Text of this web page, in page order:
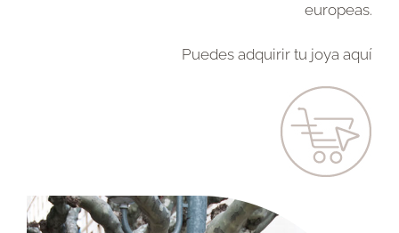
europeas.
Puedes adquirir tu joya aquí